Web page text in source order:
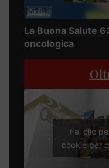
La Buona Salute
oncologica
Fai clic
cookie per